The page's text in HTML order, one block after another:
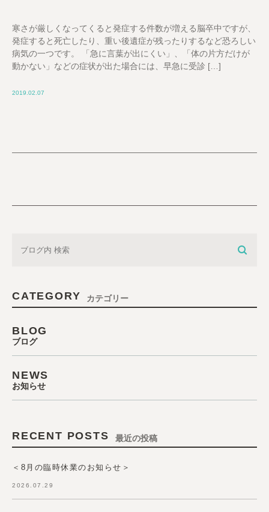
寒さが厳しくなってくると発症する件数が増える脳卒中ですが、
発症すると死亡したり、重い後遺症が残ったりするなど恐ろしい
病気の一つです。 「急に言葉が出にくい」、「体の片方だけが
動かない」などの症状が出た場合には、早急に受診 […]
2019.02.07
CATEGORY カテゴリー
BLOG
ブログ
NEWS
お知らせ
RECENT POSTS 最近の投稿
＜8月の臨時休業のお知らせ＞
2026.07.29